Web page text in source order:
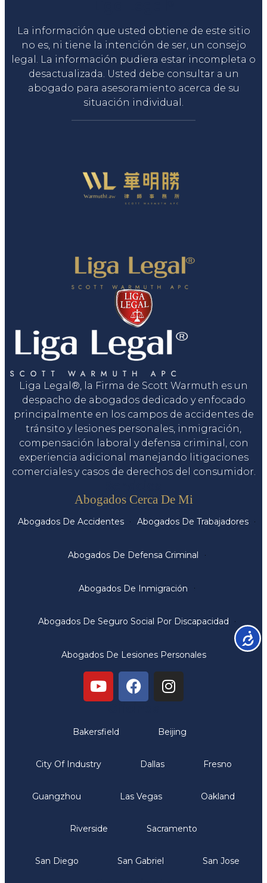
La información que usted obtiene de este sitio
no es, ni tiene la intención de ser, un consejo
legal. La información pudiera estar incompleta o
desactualizada. Usted debe consultar a un
abogado para asesoramiento acerca de su
situación individual.
Liga Legal®, la Firma de Scott Warmuth es un
despacho de abogados dedicado y enfocado
principalmente en los campos de accidentes de
tránsito y lesiones personales, inmigración,
compensación laboral y defensa criminal, con
experiencia adicional manejando litigaciones
comerciales y casos de derechos del consumidor.
Abogados Cerca De Mi
Abogados De Accidentes Abogados De Trabajadores
Abogados De Defensa Criminal
Abogados De Inmigración
Abogados De Seguro Social Por Discapacidad
Abogados De Lesiones Personales
Bakersfield Beijing
City Of Industry Dallas Fresno
Guangzhou Las Vegas Oakland
Riverside Sacramento
San Diego San Gabriel San Jose